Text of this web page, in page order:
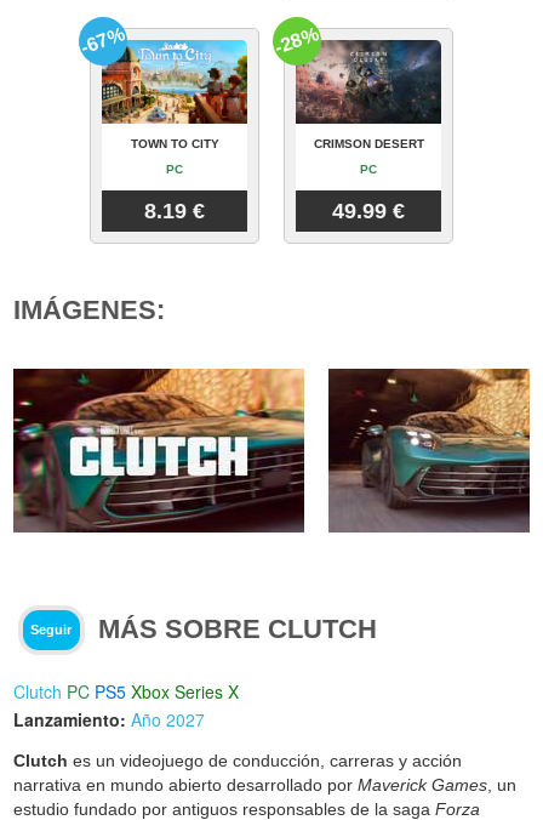
TOWN TO CITY
PC
8.19 €
-67%
CRIMSON DESERT
PC
49.99 €
-28%
IMÁGENES:
Seguir MÁS SOBRE CLUTCH
Clutch PC PS5 Xbox Series X
Lanzamiento: Año 2027
Clutch es un videojuego de conducción, carreras y acción
narrativa en mundo abierto desarrollado porMaverick Games , un
estudio fundado por antiguos responsables de la sagaForza